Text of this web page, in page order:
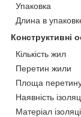
Упаковка
Длина в
Конструктивні
Кількість жил
Перетин жили
Площа
Наявність
Матеріал